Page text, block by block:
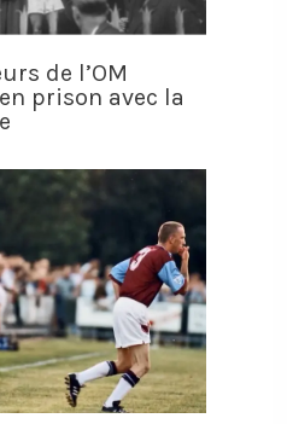
de l’OM
prison avec la